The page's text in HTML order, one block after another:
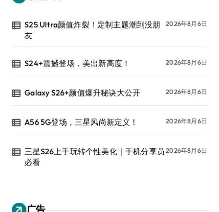
S25 Ultra颜值炸裂！定制主题潮到没朋
友
2026年8月6日
S24+震撼登场，美出新高度！ 2026年8月6日
Galaxy S26+颜值爆升秘诀大公开 2026年8月6日
A56 5G登场，三星风尚新定义！ 2026年8月6日
三星S26上手玩转个性美化｜手机分享员
必看
2026年8月6日
广告